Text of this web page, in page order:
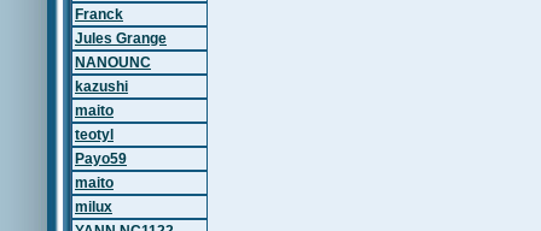
Franck
Jules Grange
NANOUNC
kazushi
maito
teotyl
Payo59
maito
milux